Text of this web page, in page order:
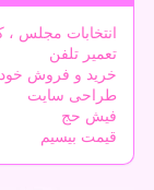
انتخابات مجلس
تعمیر تلفن
خرید و فروش
طراحی سایت
فیش حج
قیمت بیسیم